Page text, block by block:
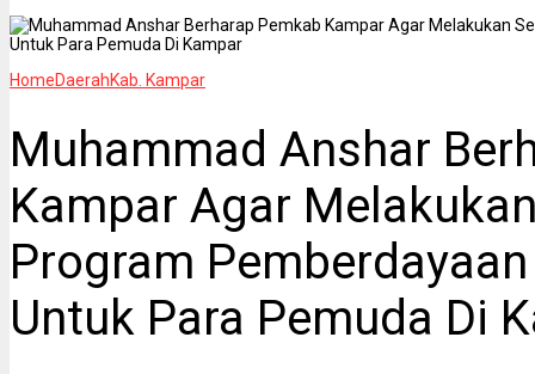
HomeDaerahKab. Kampar
Muhammad Anshar
Kampar Agar
Program
Untuk Para Pemuda Di